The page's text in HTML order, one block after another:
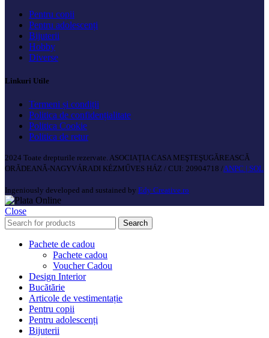
Pentru copii
Pentru adolescenți
Bijuterii
Hobby
Diverse
Linkuri Utile
Termeni și condiții
Politica de confidențialitate
Politica Cookie
Politica de retur
2024 Toate drepturile rezervate. ASOCIAȚIA CASA MEŞTEŞUGĂREASCĂ
ORĂDEANĂ-NAGYVÁRADI KÉZMŰVES HÁZ / CUI: 20904718 /ANPC | SOL
Ingeniously developed and sustained by Edy Creative.ro
Close
Search
Pachete de cadou
Pachete cadou
Voucher Cadou
Design Interior
Bucătărie
Articole de vestimentație
Pentru copii
Pentru adolescenți
Bijuterii